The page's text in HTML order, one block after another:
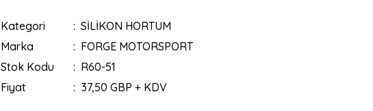
Kategori
SİLİKON HORTUM
Marka
FORGE MOTORSPORT
Stok Kodu
R60-51
Fiyat
37,50 GBP + KDV